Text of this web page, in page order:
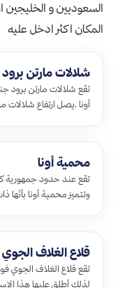
السعوديين و الخليجين
المكان اكثر ادخل عليه
شلالات مارتن برود Martin Brod
تقع شلالات مارتن برود
محمية أونا
تقع عند حدود جمهورية
وتتميز محمية أونا بأنّها ذات مساحة
قلاع الغلاف الجوي Atmospheric Castles
تقع قلاع الغلاف الجوي
لذلك أطلق عليها هذا